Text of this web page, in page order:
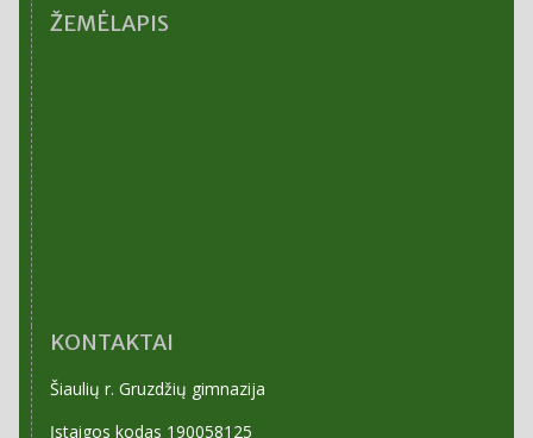
ŽEMĖLAPIS
KONTAKTAI
Šiaulių r. Gruzdžių gimnazija
Įstaigos kodas 190058125